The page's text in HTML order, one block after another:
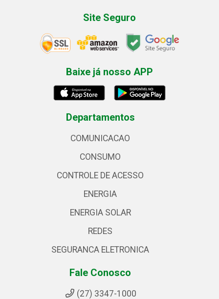
Site Seguro
Baixe já nosso APP
Departamentos
COMUNICACAO
CONSUMO
CONTROLE DE ACESSO
ENERGIA
ENERGIA SOLAR
REDES
SEGURANCA ELETRONICA
Fale Conosco
(27) 3347-1000